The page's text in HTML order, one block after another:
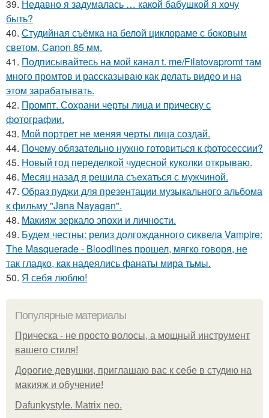
39. Недавно я задумалась … какой бабушкой я хочу
быть?
40. Студийная съёмка на белой циклораме с боковым
светом, Canon 85 мм.
41. Подписывайтесь на мой канал t. me/Filatovapromt там
много промтов и рассказываю как делать видео и на
этом зарабатывать.
42. Промпт. Сохрани черты лица и прическу с
фотографии.
43. Мой портрет не меняя черты лица создай.
44. Почему обязательно нужно готовиться к фотосессии?
45. Новый год переделкой чудесной куколки открываю.
46. Мeсяц назад я рeшила съeхаться с мужчиной.
47. Образ пуджи для презентации музыкального альбома
к фильму "Jana Nayagan".
48. Макияж зеркало эпохи и личности.
49. Будем честны: релиз долгожданного сиквела Vampire:
The Masquerade - Bloodlines прошел, мягко говоря, не
так гладко, как надеялись фанаты мира тьмы.
50. Я себя люблю!
Популярные материалы
Прическа - не просто волосы, а мощный инструмент
вашего стиля!
Дорогие девушки, приглашаю вас к себе в студию на
макияж и обучение!
Dafunkystyle. Matrix neo.